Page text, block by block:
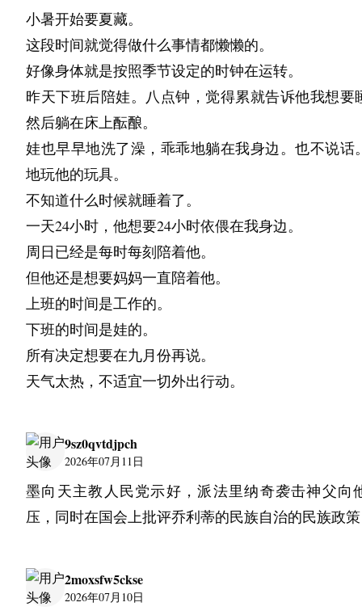
人为什么要这样百般折磨？真是囚徒困境。不优秀
群体中永远是一个无法容忍的点吗？但是遇到复杂
又得靠这个解决，那人类社会又容不下多样性的存
。。。 不知道以和言语去说这些东西。人生而有罪
话我觉得值得再品1万年。 最近吃到了一些瓜。
假，假假真真，看起来都超级可怕。 好饿  明明我
了这么多了。 。。。。对，我就是想要快乐。但是
义这个东西。我觉得我倒可以轻松一下。倒不必
行。尤其是付这么多。
小暑开始要夏藏。
这段时间就觉得做什么事情都懒懒的。
好像身体就是按照季节设定的时钟在运转。
昨天下班后陪娃。八点钟，觉得累就告诉他我想要
然后躺在床上酝酿。
娃也早早地洗了澡，乖乖地躺在我身边。也不说话
地玩他的玩具。
不知道什么时候就睡着了。
一天24小时，他想要24小时依偎在我身边。
周日已经是每时每刻陪着他。
但他还是想要妈妈一直陪着他。
上班的时间是工作的。
下班的时间是娃的。
所有决定想要在九月份再说。
天气太热，不适宜一切外出行动。
9sz0qvtdjpch
2026年07月11日
墨向天主教人民党示好，派法里纳奇袭击神父向
压，同时在国会上批评乔利蒂的民族自治的民族政策
2moxsfw5ckse
2026年07月10日